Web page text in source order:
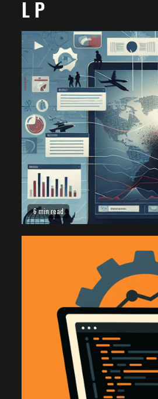
L P
6 min read